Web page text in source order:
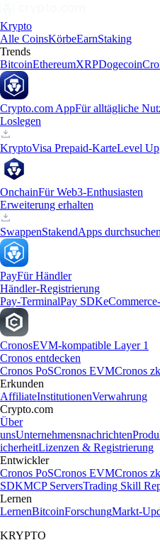
Krypto
Alle CoinsKörbeEarnStaking
Trends
BitcoinEthereumXRPDogecoin
Crypto.com AppFür alltägliche
Loslegen
KryptoVisa Prepaid-KarteLevel Up
OnchainFür Web3-Enthusiasten
Erweiterung erhalten
SwappenStakendApps durchsuchen
PayFür Händler
Händler-Registrierung
Pay-TerminalPay SDK
CronosEVM-kompatible Layer 1
Cronos entdecken
Cronos PoSCronos EVMCronos
Erkunden
AffiliateInstitutionenVerwahrung
Crypto.com
Über
unsUnternehmensnachrichten
icherheitLizenzen & Registrierung
Entwickler
Cronos PoSCronos EVMCronos
SDKMCP ServersTrading Skill
Lernen
LernenBitcoinForschungMarkt-
KRYPTO